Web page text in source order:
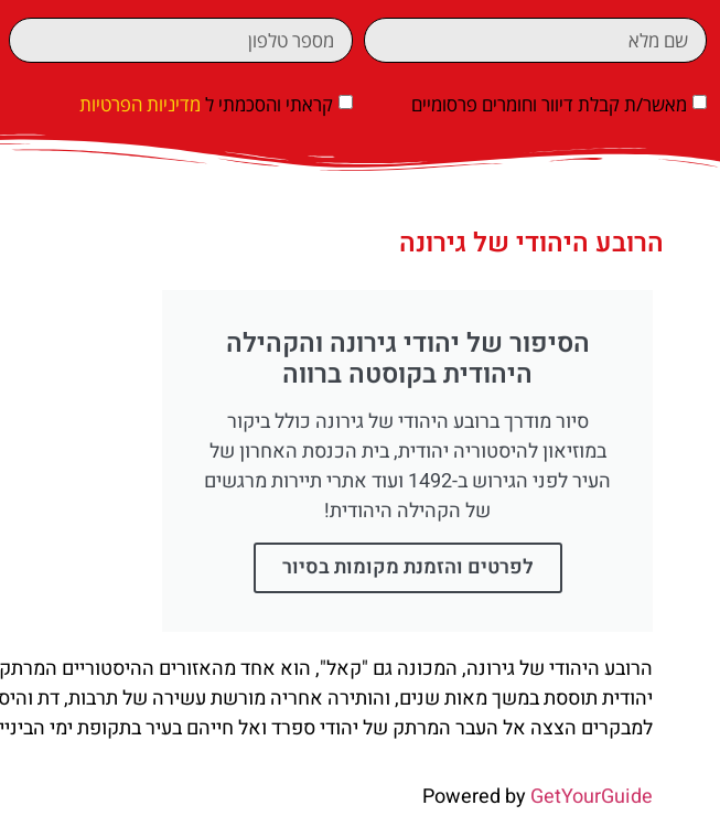
מאשר/ת קבלת דיוור וחומרים פרסומיים קראתי והסכמתי ל מדיניות הפרטיות
הרובע היהודי של גירונה
הסיפור של יהודי גירונה והקהילה
היהודית בקוסטה ברווה
סיור מודרך ברובע היהודי של גירונה כולל ביקור
במוזיאון להיסטוריה יהודית, בית הכנסת האחרון של
העיר לפני הגירוש ב-1492 ועוד אתרי תיירות מרגשים
של הקהילה היהודית!
לפרטים והזמנת מקומות בסיור
הרובע היהודי של גירונה, המכונה גם "קאל", הוא אחד מהאזורים ההיסטוריים
יהודית תוססת במשך מאות שנים, והותירה אחריה מורשת עשירה של תרבות, דת
למבקרים הצצה אל העבר המרתק של יהודי ספרד ואל חייהם בעיר בתקופת ימי
Powered byGetYourGuide
השכרת